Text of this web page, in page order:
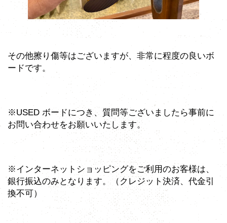
その他擦り傷等はございますが、非常に程度の良いボ
ードです。
※USED ボードにつき、質問等ございましたら事前に
お問い合わせをお願いいたします。
※インターネットショッピングをご利用のお客様は、
銀行振込のみとなります。（クレジット決済、代金引
換不可）